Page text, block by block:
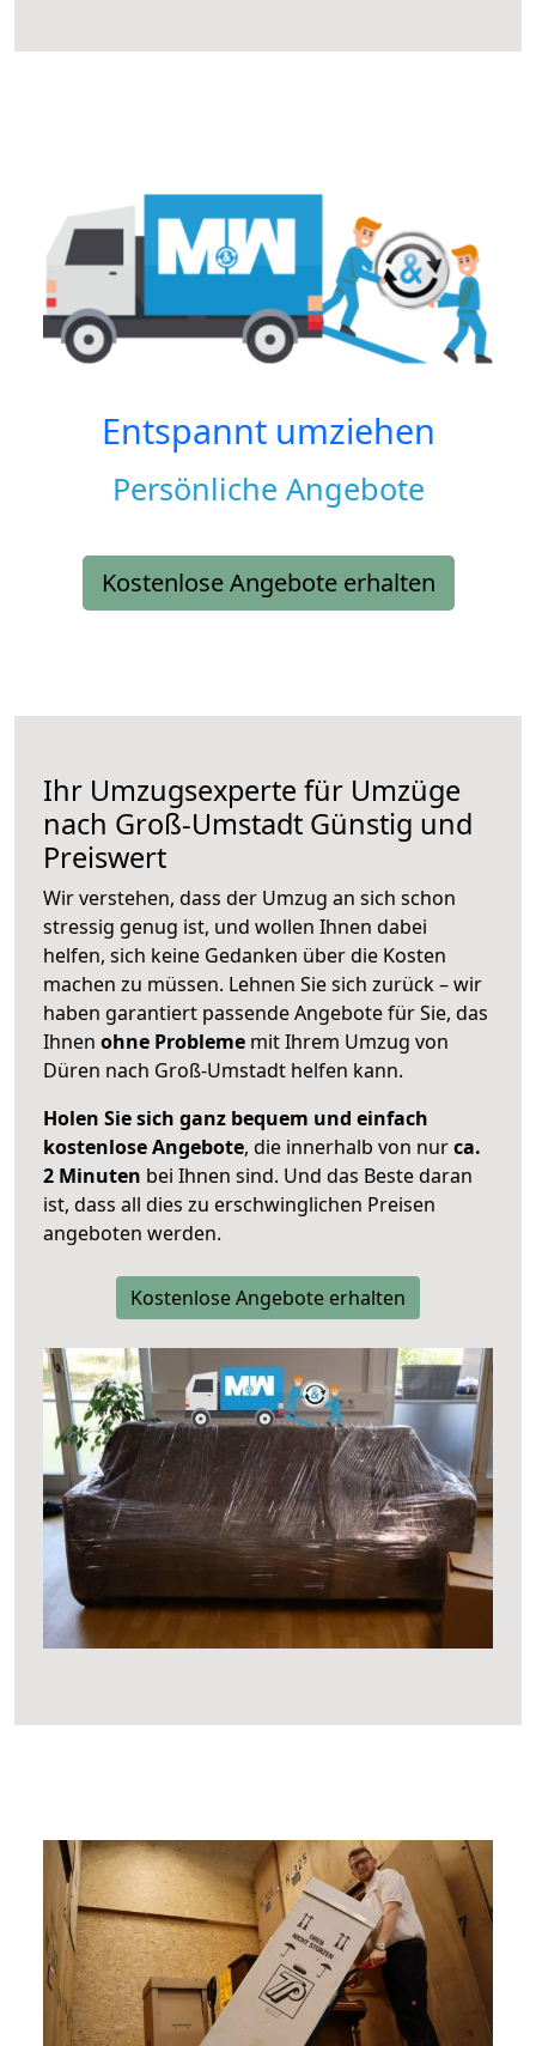
Entspannt umziehen
Persönliche Angebote
Kostenlose Angebote erhalten
Ihr Umzugsexperte für Umzüge
nach Groß-Umstadt Günstig und
Preiswert
Wir verstehen, dass der Umzug an sich schon
stressig genug ist, und wollen Ihnen dabei
helfen, sich keine Gedanken über die Kosten
machen zu müssen. Lehnen Sie sich zurück – wir
haben garantiert passende Angebote für Sie, das
Ihnen ohne Probleme mit Ihrem Umzug von
Düren nach Groß-Umstadt helfen kann.
Holen Sie sich ganz bequem und einfach
kostenlose Angebote, die innerhalb von nurca.
2 Minuten bei Ihnen sind. Und das Beste daran
ist, dass all dies zu erschwinglichen Preisen
angeboten werden.
Kostenlose Angebote erhalten